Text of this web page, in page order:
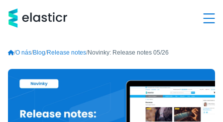
Produkty
Případové studie
O nás Blog Release notes Novinky: Release notes 05/26